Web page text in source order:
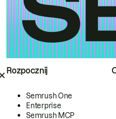
Rozpocznij
Semrush One
Enterprise
Semrush MCP